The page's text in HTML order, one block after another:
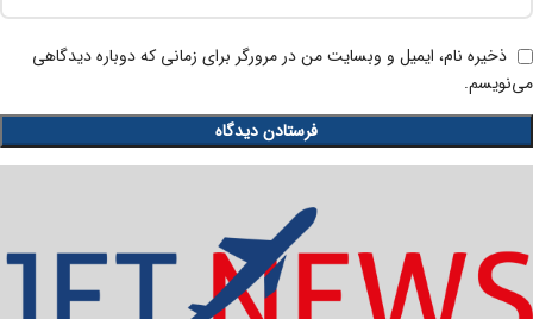
ذخیره نام، ایمیل و وبسایت من در مرورگر برای زمانی که دوباره دیدگاهی
می‌نویسم.